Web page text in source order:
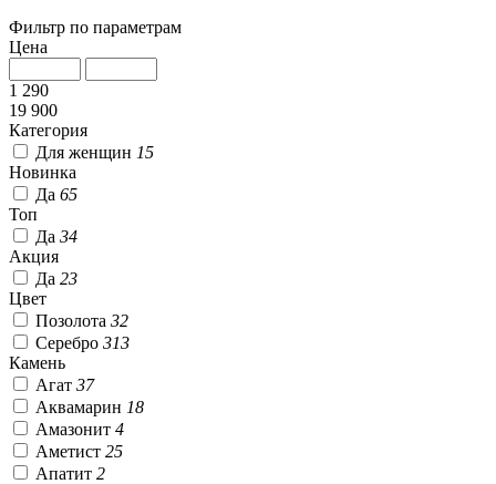
Фильтр по параметрам
Цена
1 290
19 900
Категория
Для женщин 15
Новинка
Да 65
Топ
Да 34
Акция
Да 23
Цвет
Позолота 32
Серебро 313
Камень
Агат 37
Аквамарин 18
Амазонит 4
Аметист 25
Апатит 2